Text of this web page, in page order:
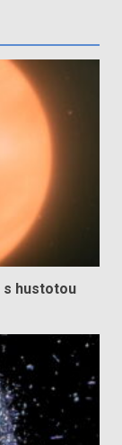
s hustotou